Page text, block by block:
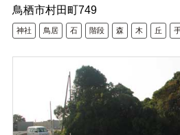
鳥栖市村田町749
神社 鳥居 石 階段 森 木 丘